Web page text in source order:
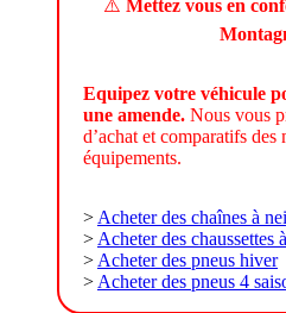
⚠️ Mettez vous en
Equipez votre véhicule
une amende. Nous vous
d’achat et comparatifs des
équipements.
>Acheter des chaînes à
>Acheter des chaussettes
>Acheter des pneus hiver
>Acheter des pneus 4